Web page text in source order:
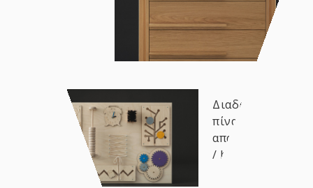
Διαδραστικός
πίνακας
απασχόλησης
/ busy board